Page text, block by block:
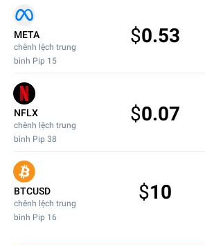
META
chênh lệch trung
bình Pip 15
$0.53
NFLX
chênh lệch trung
bình Pip 38
$0.07
BTCUSD
chênh lệch trung
bình Pip 16
$10